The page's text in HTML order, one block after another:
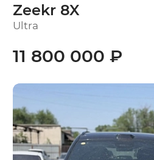
Zeekr 8X
Ultra
11 800 000 ₽